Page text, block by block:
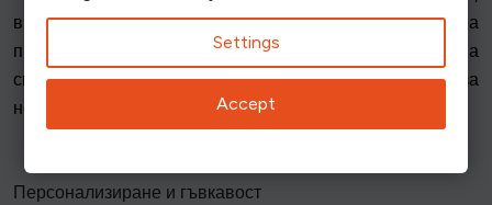
виртуалното управление на опашки трансформира
процеса на чакане в по-динамична и адаптивна
система, което е от полза както за бизнеса, така и за
неговите клиенти.
Персонализиране и гъвкавост
Settings
Accept